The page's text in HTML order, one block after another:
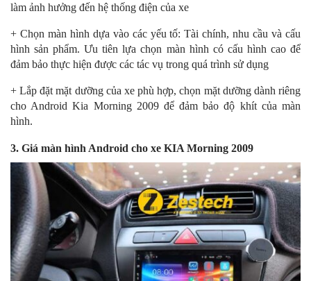
làm ảnh hưởng đến hệ thống điện của xe
+ Chọn màn hình dựa vào các yếu tố: Tài chính, nhu cầu và cấu
hình sản phẩm. Ưu tiên lựa chọn màn hình có cấu hình cao để
đảm bảo thực hiện được các tác vụ trong quá trình sử dụng
+ Lắp đặt mặt dưỡng của xe phù hợp, chọn mặt dưỡng dành riêng
cho Android Kia Morning 2009 để đảm bảo độ khít của màn
hình.
3. Giá màn hình Android cho xe KIA Morning 2009